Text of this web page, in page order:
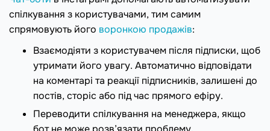
спілкування з користувачами, тим самим
спрямовують його воронкою продажів:
Взаємодіяти з користувачем після підписки, щоб
утримати його увагу. Автоматично відповідати
на коментарі та реакції підписників, залишені до
постів, сторіс або під час прямого ефіру.
Переводити спілкування на менеджера, якщо